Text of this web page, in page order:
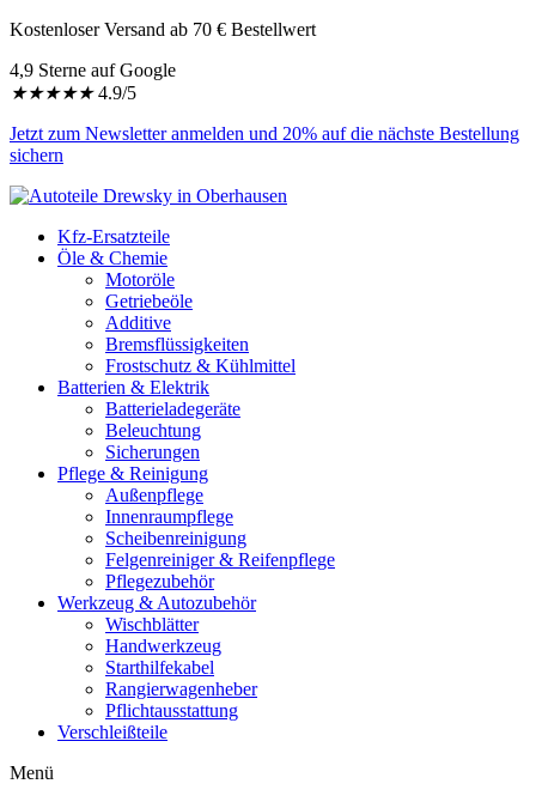
Kostenloser Versand ab 70 € Bestellwert
4,9 Sterne auf Google
★★★★★ 4.9/5
Jetzt zum Newsletter anmelden und 20% auf die nächste Bestellung
sichern
Kfz-Ersatzteile
Öle & Chemie
Motoröle
Getriebeöle
Additive
Bremsflüssigkeiten
Frostschutz & Kühlmittel
Batterien & Elektrik
Batterieladegeräte
Beleuchtung
Sicherungen
Pflege & Reinigung
Außenpflege
Innenraumpflege
Scheibenreinigung
Felgenreiniger & Reifenpflege
Pflegezubehör
Werkzeug & Autozubehör
Wischblätter
Handwerkzeug
Starthilfekabel
Rangierwagenheber
Pflichtausstattung
Verschleißteile
Menü